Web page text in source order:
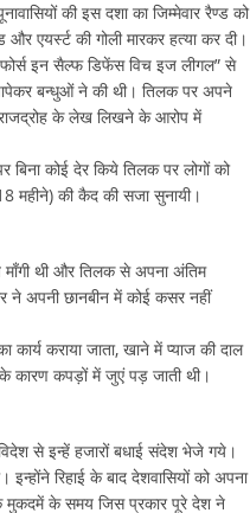
की इस दशा का जिम्मेवार रैण्ड को
एयर्स्ट की गोली मारकर हत्या कर दी।
इन सैल्फ डिफेंस विच इज लीगल” से
बन्धुओं ने की थी। तिलक पर अपने
राजद्रोह के लेख लिखने के आरोप में
कोई देर किये तिलक पर लोगों को
महीने) की कैद की सजा सुनायी।
थी और तिलक से अपना अंतिम
ने अपनी छानबीन में कोई कसर नहीं
कराया जाता, खाने में प्याज की दाल
कारण कपड़ों में जुएं पड़ जाती थी।
से इन्हें हजारों बधाई संदेश भेजे गये।
रिहाई के बाद देशवासियों को अपना
के मुकदमें के समय जिस प्रकार पूरे देश ने